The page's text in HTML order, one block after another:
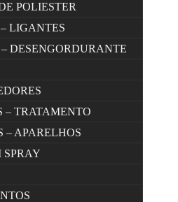
POLIESTER
LIGANTES
DESENGORDURANTE
– TRATAMENTO
– APARELHOS
SPRAY